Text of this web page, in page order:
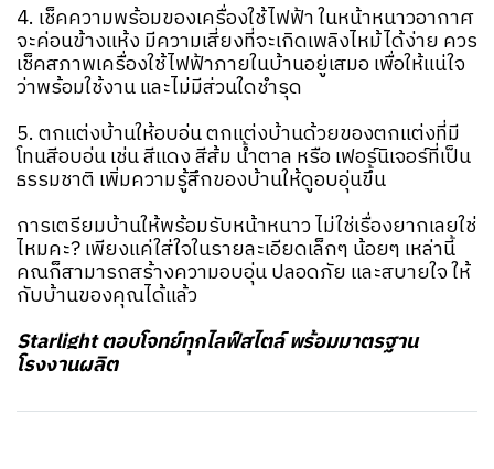
4. เช็คความพร้อมของเครื่องใช้ไฟฟ้า ในหน้าหนาวอากาศ
จะค่อนข้างแห้ง มีความเสี่ยงที่จะเกิดเพลิงไหม้ได้ง่าย ควร
เช็คสภาพเครื่องใช้ไฟฟ้าภายในบ้านอยู่เสมอ เพื่อให้แน่ใจ
ว่าพร้อมใช้งาน และไม่มีส่วนใดชำรุด
5. ตกแต่งบ้านให้อบอุ่น ตกแต่งบ้านด้วยของตกแต่งที่มี
โทนสีอบอุ่น เช่น สีแดง สีส้ม น้ำตาล หรือ เฟอร์นิเจอร์ที่เป็น
ธรรมชาติ เพิ่มความรู้สึกของบ้านให้ดูอบอุ่นขึ้น
การเตรียมบ้านให้พร้อมรับหน้าหนาว ไม่ใช่เรื่องยากเลยใช่
ไหมคะ?เพียงแค่ใส่ใจในรายละเอียดเล็กๆ น้อยๆ เหล่านี้
คุณก็สามารถสร้างความอบอุ่น ปลอดภัย และสบายใจ ให้
กับบ้านของคุณได้แล้ว
Starlight ตอบโจทย์ทุกไลฟ์สไตล์ พร้อมมาตรฐาน
โรงงานผลิต